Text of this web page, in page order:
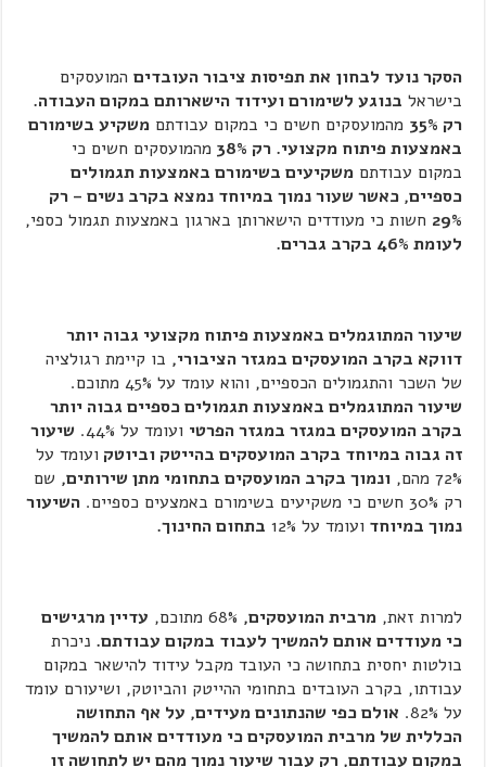
הסקר נועד לבחון את תפיסות ציבור העובדים המועסקים
בישראל בנוגע לשימורם ועידוד הישארותם במקום העבודה.
רק 35%
מהמועסקים חשים כי במקום עבודתםמשקיע בשימורם
באמצעות פיתוח מקצועי. רק 38%
מהמועסקים חשים כי
במקום עבודתםמשקיעים בשימורם באמצעות תגמולים
כספיים, כאשר שעור נמוך במיוחד נמצא בקרב נשים – רק
29% חשות כי מעודדים הישארותן בארגון באמצעות תגמול כספי,
לעומת 46% בקרב גברים.
שיעור המתוגמלים באמצעות פיתוח מקצועי גבוה יותר
דווקא בקרב המועסקים במגזר הציבורי, בו קיימת רגולציה
של השכר והתגמולים הכספיים, והוא עומד על 45% מתוכם.
שיעור המתוגמלים באמצעות תגמולים כספיים גבוה יותר
בקרב המועסקים במגזר במגזר הפרטי ועומד על 44%.
שיעור
זה גבוה במיוחד בקרב המועסקים בהייטק וביוטק ועומד על
72% מהם,
ונמוך בקרב המועסקים בתחומי מתן שירותים, שם
רק 30% חשים כי משקיעים בשימורם באמצעים כספיים.
השיעור
נמוך במיוחד ועומד על 12% בתחום החינוך.
למרות זאת,מרבית המועסקים,
עדיין מרגישים
כי מעודדים אותם להמשיך לעבוד במקום עבודתם. ניכרת
בולטות יחסית בתחושה כי העובד מקבל עידוד להישאר במקום
עבודתו, בקרב העובדים בתחומי ההייטק והביוטק, ושיעורם עומד
על 82%.
אולם כפי שהנתונים מעידים, על אף התחושה
הכללית של מרבית המועסקים כי מעודדים אותם להמשיך
במקום עבודתם, רק עבור שיעור נמוך מהם יש לתחושה זו